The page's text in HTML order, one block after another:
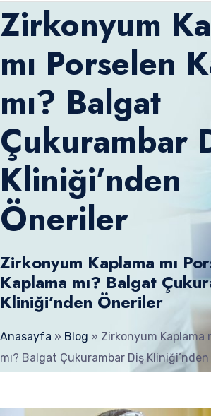
Zirkonyum
mı Porselen
mı? Balgat
Çukurambar
Kliniği’nden
Öneriler
Zirkonyum Kaplama mı
Kaplama mı? Balgat
Kliniği’nden Öneriler
Anasayfa » Blog » Zirkonyum Kaplama
mı? Balgat Çukurambar Diş